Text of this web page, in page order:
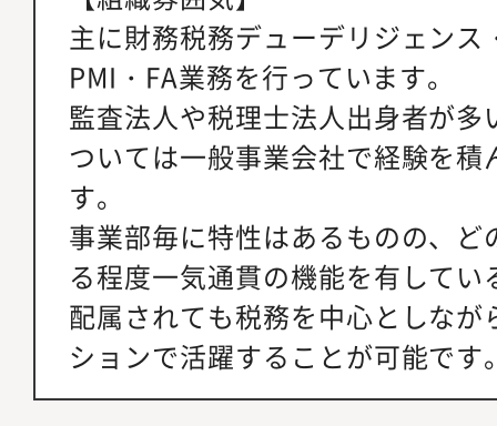
主に財務税務デューデリジェン
PMI・FA業務を行っています。
監査法人や税理士法人出身者が多
ついては一般事業会社で経験を
す。
事業部毎に特性はあるものの、
る程度一気通貫の機能を有して
配属されても税務を中心としな
ションで活躍することが可能です